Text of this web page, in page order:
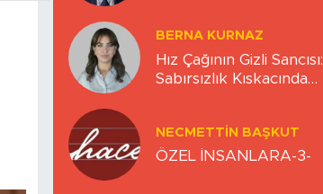
BERNA KURNAZ
Hız Çağının Gizli Sancısı:
Sabırsızlık Kıskacında
NECMETTIN BAŞKUT
ÖZEL İNSANLARA-3-